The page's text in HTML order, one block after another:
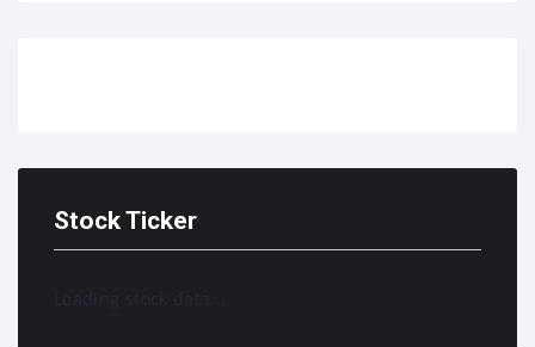
Stock Ticker
Loading stock data...